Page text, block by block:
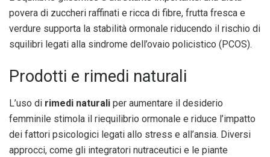
povera di zuccheri raffinati e ricca di fibre, frutta fresca e
verdure supporta la stabilità ormonale riducendo il rischio di
squilibri legati alla sindrome dell’ovaio policistico (PCOS).
Prodotti e rimedi naturali
L’uso di rimedi naturali per aumentare il desiderio
femminile stimola il riequilibrio ormonale e riduce l’impatto
dei fattori psicologici legati allo stress e all’ansia. Diversi
approcci, come gli integratori nutraceutici e le piante